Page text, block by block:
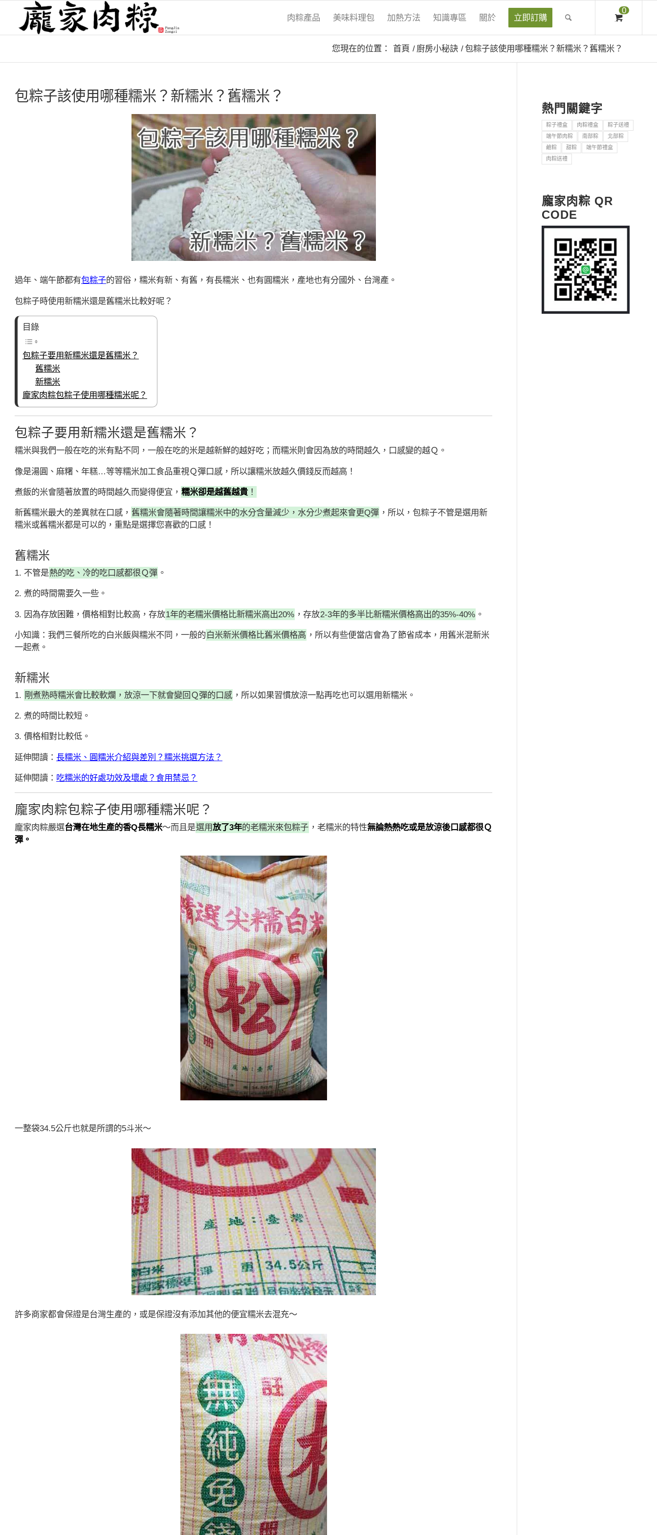
肉粽產品 美味料理包 加熱方法 知識專區 關於 立即訂購
0
您現在的位置： 首頁 / 廚房小秘訣 /包粽子該使用哪種糯米？新糯米？舊糯米？
包粽子該使用哪種糯米？新糯米？舊糯米？
過年、端午節都有包粽子的習俗，糯米有新、有舊，有長糯米、也有圓糯米，產地也有分國外、台灣產。
包粽子時使用新糯米還是舊糯米比較好呢？
目錄
包粽子要用新糯米還是舊糯米？
舊糯米
新糯米
龐家肉粽包粽子使用哪種糯米呢？
包粽子要用新糯米還是舊糯米？
糯米與我們一般在吃的米有點不同，一般在吃的米是越新鮮的越好吃；而糯米則會因為放的時間越久，口感變的越Ｑ。
像是湯圓、麻糬、年糕…等等糯米加工食品重視Ｑ彈口感，所以讓糯米放越久價錢反而越高！
煮飯的米會隨著放置的時間越久而變得便宜， 糯米卻是越舊越貴！
新舊糯米最大的差異就在口感， 舊糯米會隨著時間讓糯米中的水分含量減少，水分少煮起來會更Q彈 ，所以，包粽子不管是選用新
糯米或舊糯米都是可以的，重點是選擇您喜歡的口感！
舊糯米
1. 不管是熱的吃、冷的吃口感都很Ｑ彈 。
2. 煮的時間需要久一些。
3. 因為存放困難，價格相對比較高，存放1年的老糯米價格比新糯米高出20% ，存放2-3年的多半比新糯米價格高出的35%-40% 。
小知識：我們三餐所吃的白米飯與糯米不同，一般的 白米新米價格比舊米價格高 ，所以有些便當店會為了節省成本，用舊米混新米
一起煮。
新糯米
1. 剛煮熟時糯米會比較軟爛，放涼一下就會變回Ｑ彈的口感 ，所以如果習慣放涼一點再吃也可以選用新糯米。
2. 煮的時間比較短。
3. 價格相對比較低。
延伸閱讀： 長糯米、圓糯米介紹與差別？糯米挑選方法？
延伸閱讀： 吃糯米的好處功效及壞處？食用禁忌？
龐家肉粽包粽子使用哪種糯米呢？
龐家肉粽嚴選台灣在地生產的香Q長糯米～而且是選用放了3年的老糯米來包粽子 ，老糯米的特性無論熱熱吃或是放涼後口感都很Ｑ
彈。
一整袋34.5公斤也就是所謂的5斗米～
許多商家都會保證是台灣生產的，或是保證沒有添加其他的便宜糯米去混充～
熱門關鍵字
粽子禮盒 肉粽禮盒 粽子送禮
端午節肉粽 南部粽 北部粽
鹼粽 甜粽 端午節禮盒
肉粽送禮
龐家肉粽 QR
CODE